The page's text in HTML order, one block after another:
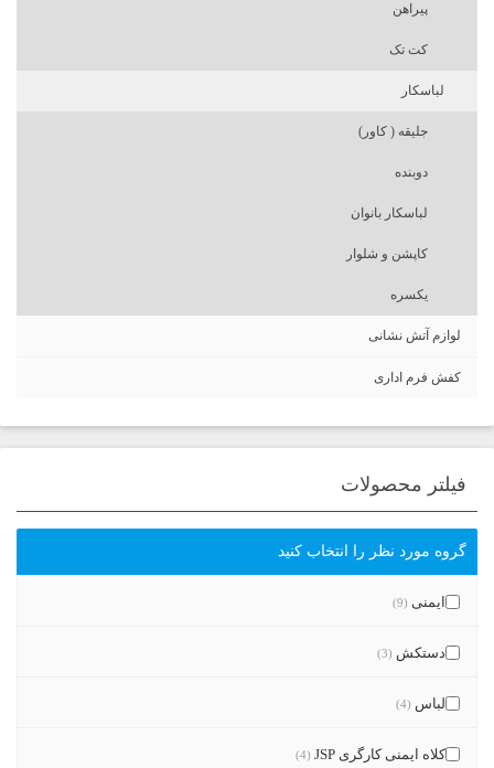
پیراهن
کت تک
لباسکار
جلیقه ( کاور)
دوبنده
لباسکار بانوان
کاپشن و شلوار
یکسره
لوازم آتش نشانی
کفش فرم اداری
فیلتر محصولات
گروه مورد نظر را انتخاب کنید
ایمنی (9)
دستکش (3)
لباس (4)
کلاه ایمنی کارگری JSP (4)